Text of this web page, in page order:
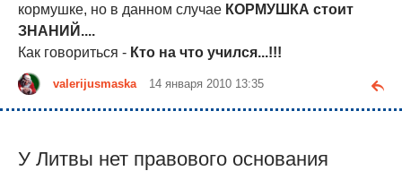
кормушке, но в данном случае КОРМУШКА стоит
ЗНАНИЙ....
Как говориться - Кто на что учился...!!!
valerijusmaska 14 января 2010 13:35
У Литвы нет правового основания